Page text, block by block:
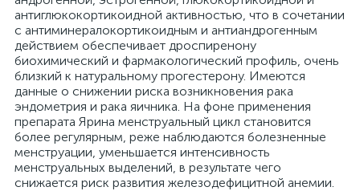
антиглюкокортикоидной активностью, что в сочетании
с антиминералокортикоидным и антиандрогенным
действием обеспечивает дроспиренону
биохимический и фармакологический профиль, очень
близкий к натуральному прогестерону. Имеются
данные о снижении риска возникновения рака
эндометрия и рака яичника. На фоне применения
препарата Ярина менструальный цикл становится
более регулярным, реже наблюдаются болезненные
менструации, уменьшается интенсивность
менструальных выделений, в результате чего
снижается риск развития железодефицитной анемии.